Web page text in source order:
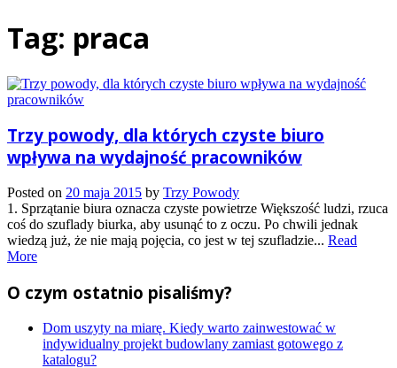
Tag: praca
Trzy powody, dla których czyste biuro
wpływa na wydajność pracowników
Posted on 20 maja 2015 by Trzy Powody
1. Sprzątanie biura oznacza czyste powietrze Większość ludzi, rzuca
coś do szuflady biurka, aby usunąć to z oczu. Po chwili jednak
wiedzą już, że nie mają pojęcia, co jest w tej szufladzie... Read
More
O czym ostatnio pisaliśmy?
Dom uszyty na miarę. Kiedy warto zainwestować w
indywidualny projekt budowlany zamiast gotowego z
katalogu?